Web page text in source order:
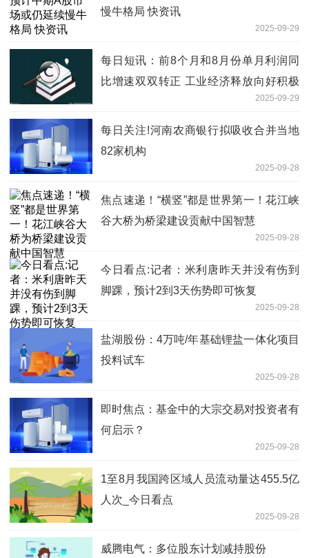
慢牛格局 快资讯
2025-09-29
每日短讯：前8个月和8月份单月利润同
比增速双双转正 工业经济释放向好积极
2025-09-29
每日关注!河南农商银行拟吸收合并当地
82家机构
2025-09-28
焦点速递！“横竖”都是世界第一！花江峡
谷大桥为桥梁建设贡献中国智慧
2025-09-28
今日看点:记者：米利唐昨天并没有伤到
脚踝，预计2到3天伤势即可恢复
2025-09-28
盐湖股份：4万吨/年基础锂盐一体化项目
投料试车
2025-09-28
即时焦点：基金中的大宗交易对投资者有
何启示？
2025-09-28
1至8月我国跨区域人员流动量达455.5亿
人次_今日看点
2025-09-28
威腾电气：多位股东计划减持股份